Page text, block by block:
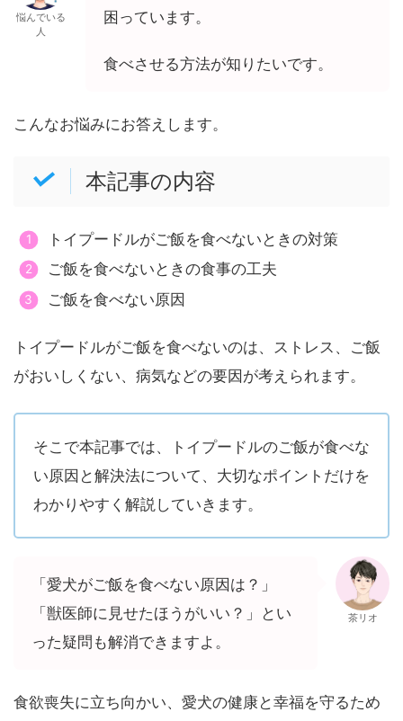
悩んでいる
人
困っています。
食べさせる方法が知りたいです。
こんなお悩みにお答えします。
本記事の内容
トイプードルがご飯を食べないときの対策
ご飯を食べないときの食事の工夫
ご飯を食べない原因
トイプードルがご飯を食べないのは、ストレス、ご飯
がおいしくない、病気などの要因が考えられます。
そこで本記事では、トイプードルのご飯が食べな
い原因と解決法について、大切なポイントだけを
わかりやすく解説していきます。
「愛犬がご飯を食べない原因は？」
「獣医師に見せたほうがいい？」とい
った疑問も解消できますよ。
茶リオ
食欲喪失に立ち向かい、愛犬の健康と幸福を守るため